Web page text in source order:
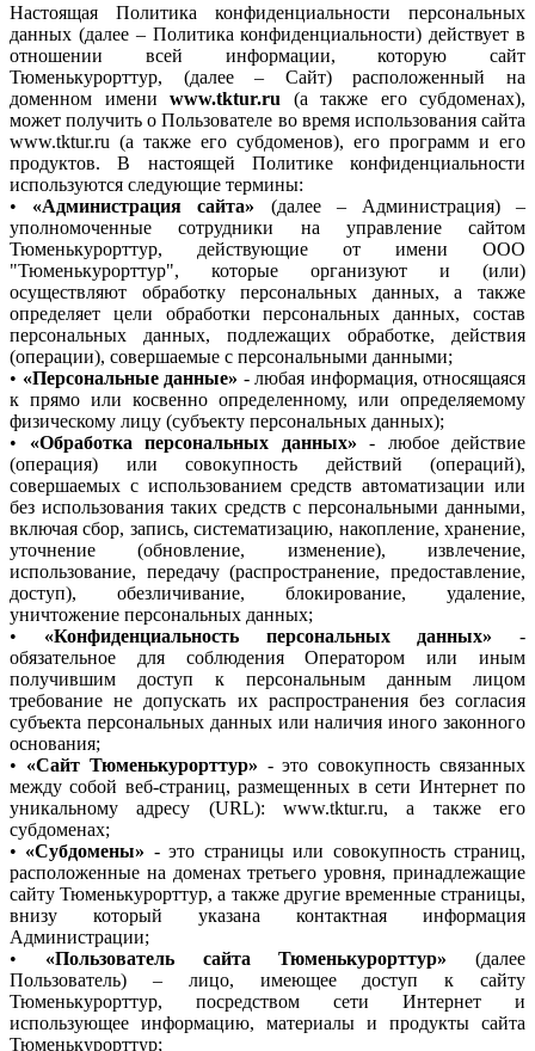
Настоящая Политика конфиденциальности персональных
данных (далее – Политика конфиденциальности) действует в
отношении всей информации, которую сайт
Тюменькурорттур, (далее – Сайт) расположенный на
доменном имени www.tktur.ru (а также его субдоменах),
может получить о Пользователе во время использования сайта
www.tktur.ru (а также его субдоменов), его программ и его
продуктов. В настоящей Политике конфиденциальности
используются следующие термины:
• «Администрация сайта» (далее – Администрация) –
уполномоченные сотрудники на управление сайтом
Тюменькурорттур, действующие от имени ООО
"Тюменькурорттур", которые организуют и (или)
осуществляют обработку персональных данных, а также
определяет цели обработки персональных данных, состав
персональных данных, подлежащих обработке, действия
(операции), совершаемые с персональными данными;
• «Персональные данные» - любая информация, относящаяся
к прямо или косвенно определенному, или определяемому
физическому лицу (субъекту персональных данных);
• «Обработка персональных данных» - любое действие
(операция) или совокупность действий (операций),
совершаемых с использованием средств автоматизации или
без использования таких средств с персональными данными,
включая сбор, запись, систематизацию, накопление, хранение,
уточнение (обновление, изменение), извлечение,
использование, передачу (распространение, предоставление,
доступ), обезличивание, блокирование, удаление,
уничтожение персональных данных;
• «Конфиденциальность персональных данных» -
обязательное для соблюдения Оператором или иным
получившим доступ к персональным данным лицом
требование не допускать их распространения без согласия
субъекта персональных данных или наличия иного законного
основания;
• «Сайт Тюменькурорттур» - это совокупность связанных
между собой веб-страниц, размещенных в сети Интернет по
уникальному адресу (URL): www.tktur.ru, а также его
субдоменах;
• «Субдомены» - это страницы или совокупность страниц,
расположенные на доменах третьего уровня, принадлежащие
сайту Тюменькурорттур, а также другие временные страницы,
внизу который указана контактная информация
Администрации;
• «Пользователь сайта Тюменькурорттур» (далее
Пользователь) – лицо, имеющее доступ к сайту
Тюменькурорттур, посредством сети Интернет и
использующее информацию, материалы и продукты сайта
Тюменькурорттур;